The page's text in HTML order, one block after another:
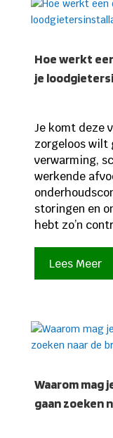
Hoe werkt
je
Je komt deze
zorgeloos wilt
verwarming,
werkende
storingen en
hebt zo’n
Lees Meer
Waarom mag
gaan zoeken